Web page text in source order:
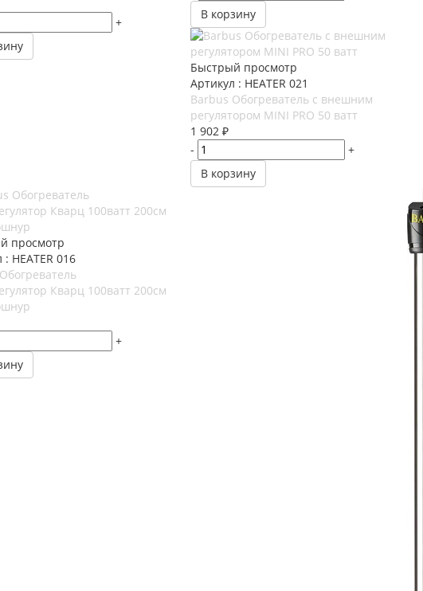
+
В корзину
Быстрый просмотр
Артикул : HEATER 021
Barbus Обогреватель с внешним
регулятором MINI PRO 50 ватт
1 902 ₽
-
+
В корзину
просмотр
: HEATER 016
Кварц 100ватт 200см
+